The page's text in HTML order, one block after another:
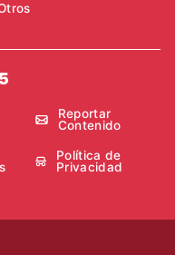
Reportar
Contenido
Política de
Privacidad